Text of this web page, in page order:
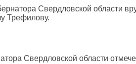
Свердловской области
Трефилову.
Свердловской области